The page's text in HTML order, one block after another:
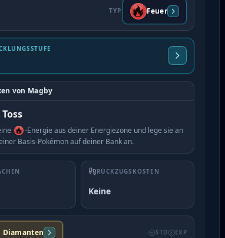
TYP Feuer
von Magby
-Energie aus deiner Energiezone und lege sie an
Basis-Pokémon auf deiner Bank an.
RÜCKZUGSKOSTEN
Keine
Diamanten STD EXP